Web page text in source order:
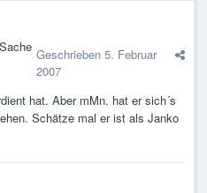
Geschrieben 5. Februar
2007
hat. Aber mMn. hat er sich´s
Schätze mal er ist als Janko